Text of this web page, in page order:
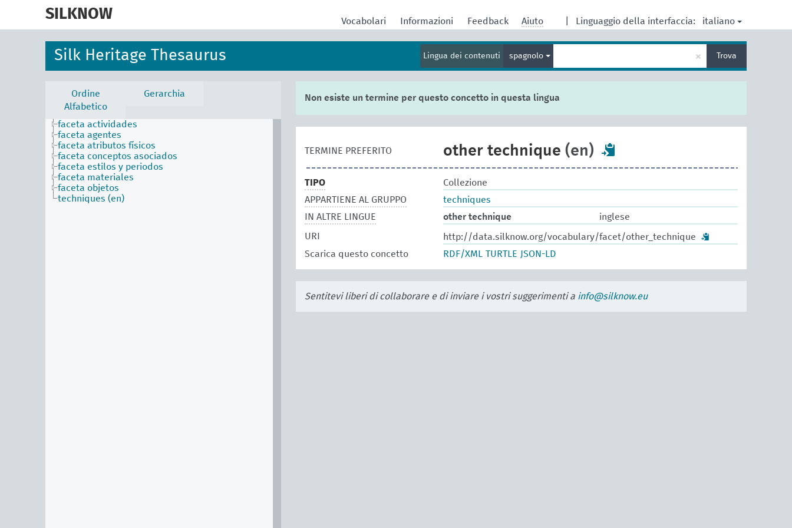
SILKNOW Linguaggio della interfaccia: italiano
Vocabolari Informazioni Feedback Aiuto
Silk Heritage Thesaurus Lingua dei contenuti spagnolo
termine
la
× Trova
Ordine
Alfabetico
Gerarchia
faceta actividades
faceta agentes
faceta atributos físicos
faceta conceptos asociados
faceta estilos y periodos
faceta materiales
faceta objetos
techniques (en)
Non esiste un termine per questo concetto in questa lingua
TERMINE PREFERITO other technique (en)
TIPO
Collezione
APPARTIENE AL GRUPPO
techniques
IN ALTRE LINGUE
other technique inglese
URI
http://data.silknow.org/vocabulary/facet/other_technique
Scarica questo concetto
RDF/XML TURTLE JSON-LD
Sentitevi liberi di collaborare e di inviare i vostri suggerimenti a info@silknow.eu